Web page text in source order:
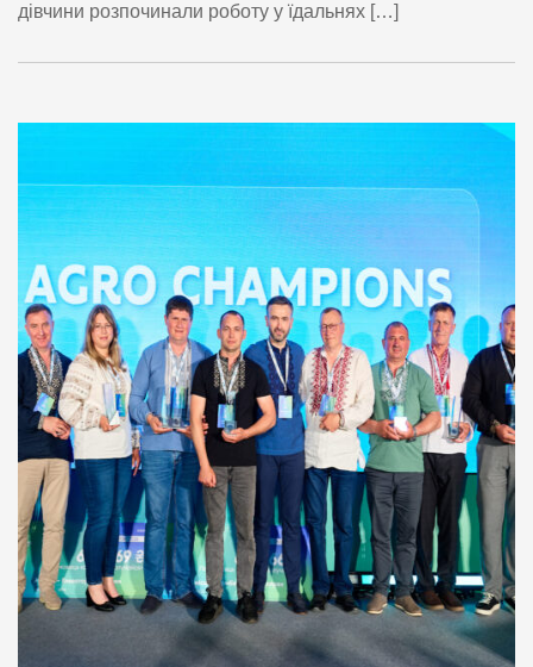
дівчини розпочинали роботу у їдальнях […]